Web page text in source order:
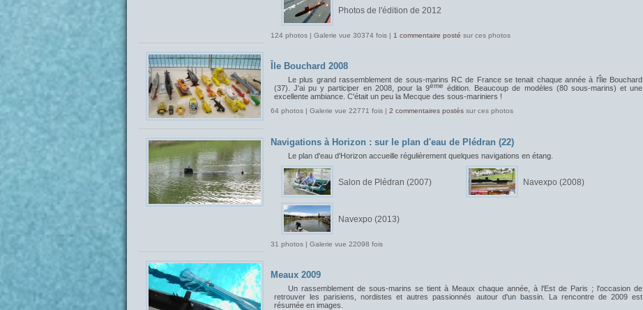
Photos de l'édition de 2012
124 photos | Galerie vue 30374 fois | 1 commentaire posté sur ces photos
Île Bouchard 2008
Le plus grand rassemblement de sous-marins RC de France se tenait chaque année à l'Île Bouchard
(37). J'ai pu y participer en 2008, pour la 9ème édition. Beaucoup de modèles (80 sous-marins) et une
excellente ambiance. C'était un peu la Mecque des sous-mariniers !
64 photos | Galerie vue 22771 fois | 2 commentaires postés sur ces photos
Navigations à Horizon : sur le plan d'eau de Plédran (22)
Le plan d'eau d'Horizon accueille régulièrement quelques navigations en étang.
Salon de Plédran (2007) Navexpo (2008)
Navexpo (2013)
31 photos | Galerie vue 22098 fois
Meaux 2009
Un rassemblement de sous-marins se tient à Meaux chaque année, à l'Est de Paris ; l'occasion de
retrouver les parisiens, nordistes et autres passionnés autour d'un bassin. La rencontre de 2009 est
résumée en images.